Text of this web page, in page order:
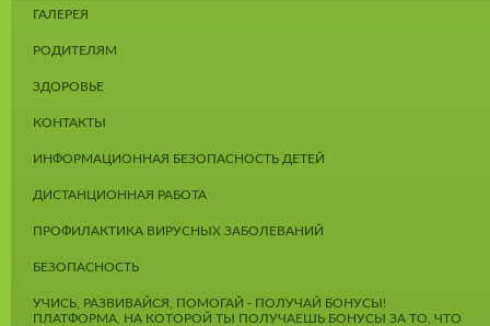
ГАЛЕРЕЯ
РОДИТЕЛЯМ
ЗДОРОВЬЕ
КОНТАКТЫ
ИНФОРМАЦИОННАЯ БЕЗОПАСНОСТЬ ДЕТЕЙ
ДИСТАНЦИОННАЯ РАБОТА
ПРОФИЛАКТИКА ВИРУСНЫХ ЗАБОЛЕВАНИЙ
БЕЗОПАСНОСТЬ
УЧИСЬ, РАЗВИВАЙСЯ, ПОМОГАЙ - ПОЛУЧАЙ БОНУСЫ!
ПЛАТФОРМА, НА КОТОРОЙ ТЫ ПОЛУЧАЕШЬ БОНУСЫ ЗА ТО, ЧТО